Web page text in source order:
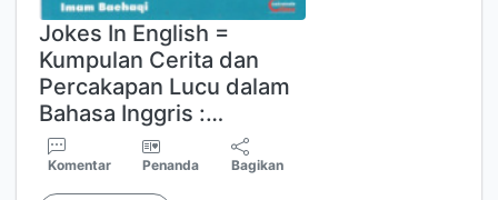
Jokes In English =
Kumpulan Cerita dan
Percakapan Lucu dalam
Bahasa Inggris :…
Komentar Penanda Bagikan